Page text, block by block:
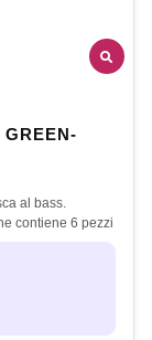
al bass.
contiene 6 pezzi